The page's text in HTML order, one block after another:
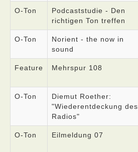
O-Ton
Podcaststudie - Den
richtigen Ton treffen
O-Ton
Norient - the now in
sound
Feature Mehrspur 108
O-Ton
Diemut Roether:
"Wiederentdeckung des
Radios"
O-Ton Eilmeldung 07